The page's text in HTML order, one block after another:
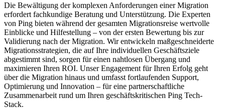
Die Bewältigung der komplexen Anforderungen einer Migration
erfordert fachkundige Beratung und Unterstützung. Die Experten
von Ping bieten während der gesamten Migrationsreise wertvolle
Einblicke und Hilfestellung – von der ersten Bewertung bis zur
Validierung nach der Migration. Wir entwickeln maßgeschneiderte
Migrationsstrategien, die auf Ihre individuellen Geschäftsziele
abgestimmt sind, sorgen für einen nahtlosen Übergang und
maximieren Ihren ROI. Unser Engagement für Ihren Erfolg geht
über die Migration hinaus und umfasst fortlaufenden Support,
Optimierung und Innovation – für eine partnerschaftliche
Zusammenarbeit rund um Ihren geschäftskritischen Ping Tech-
Stack.